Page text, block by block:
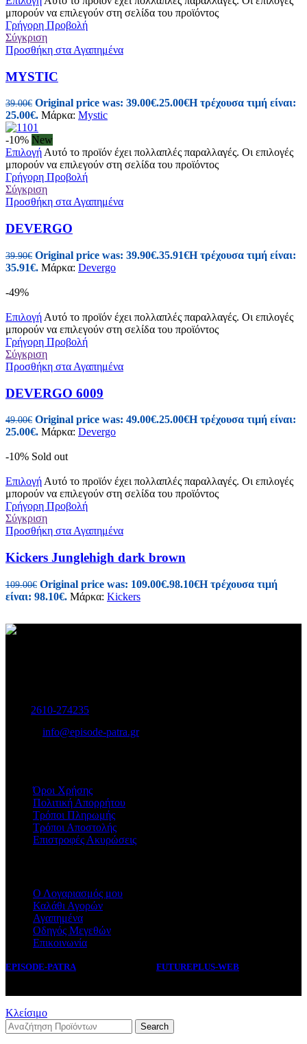
μπορούν να επιλεγούν στη σελίδα του προϊόντος
Γρήγορη Προβολή
Σύγκριση
Προσθήκη στα Αγαπημένα
MYSTIC
39.00€ Original price was: 39.00€.25.00€Η τρέχουσα τιμή είναι:
25.00€. Μάρκα: Mystic
-10% New
Επιλογή Αυτό το προϊόν έχει πολλαπλές παραλλαγές. Οι επιλογές
μπορούν να επιλεγούν στη σελίδα του προϊόντος
Γρήγορη Προβολή
Σύγκριση
Προσθήκη στα Αγαπημένα
DEVERGO
39.90€ Original price was: 39.90€.35.91€Η τρέχουσα τιμή είναι:
35.91€. Μάρκα: Devergo
-49%
Επιλογή Αυτό το προϊόν έχει πολλαπλές παραλλαγές. Οι επιλογές
μπορούν να επιλεγούν στη σελίδα του προϊόντος
Γρήγορη Προβολή
Σύγκριση
Προσθήκη στα Αγαπημένα
DEVERGO 6009
49.00€ Original price was: 49.00€.25.00€Η τρέχουσα τιμή είναι:
25.00€. Μάρκα: Devergo
-10% Sold out
Επιλογή Αυτό το προϊόν έχει πολλαπλές παραλλαγές. Οι επιλογές
μπορούν να επιλεγούν στη σελίδα του προϊόντος
Γρήγορη Προβολή
Σύγκριση
Προσθήκη στα Αγαπημένα
Kickers Junglehigh dark brown
109.00€ Original price was: 109.00€.98.10€Η τρέχουσα τιμή
είναι: 98.10€. Μάρκα: Kickers
2610-274235
info@episode-patra.gr
Όροι Χρήσης
Πολιτική Απορρήτου
Τρόποι Πληρωμής
Τρόποι Αποστολής
Επιστροφές Ακυρώσεις
Ο Λογαριασμός μου
Καλάθι Αγορών
Αγαπημένα
Οδηγός Μεγεθών
Επικοινωνία
EPISODE-PATRA FUTUREPLUS-WEB
Κλείσιμο
Search